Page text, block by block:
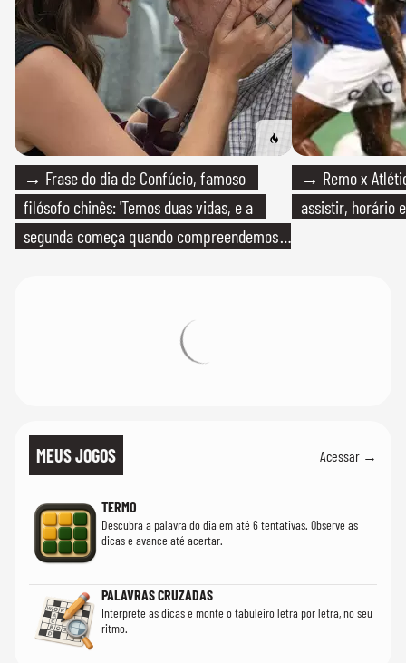
→ Frase do dia de Confúcio, famoso
filósofo chinês: 'Temos duas vidas, e a
segunda começa quando compreendemos
→ Remo x
assistir, horário
MEUS JOGOS Acessar →
TERMO
Descubra a palavra do dia em até 6 tentativas. Observe as
dicas e avance até acertar.
PALAVRAS CRUZADAS
Interprete as dicas e monte o tabuleiro letra por letra, no seu
ritmo.